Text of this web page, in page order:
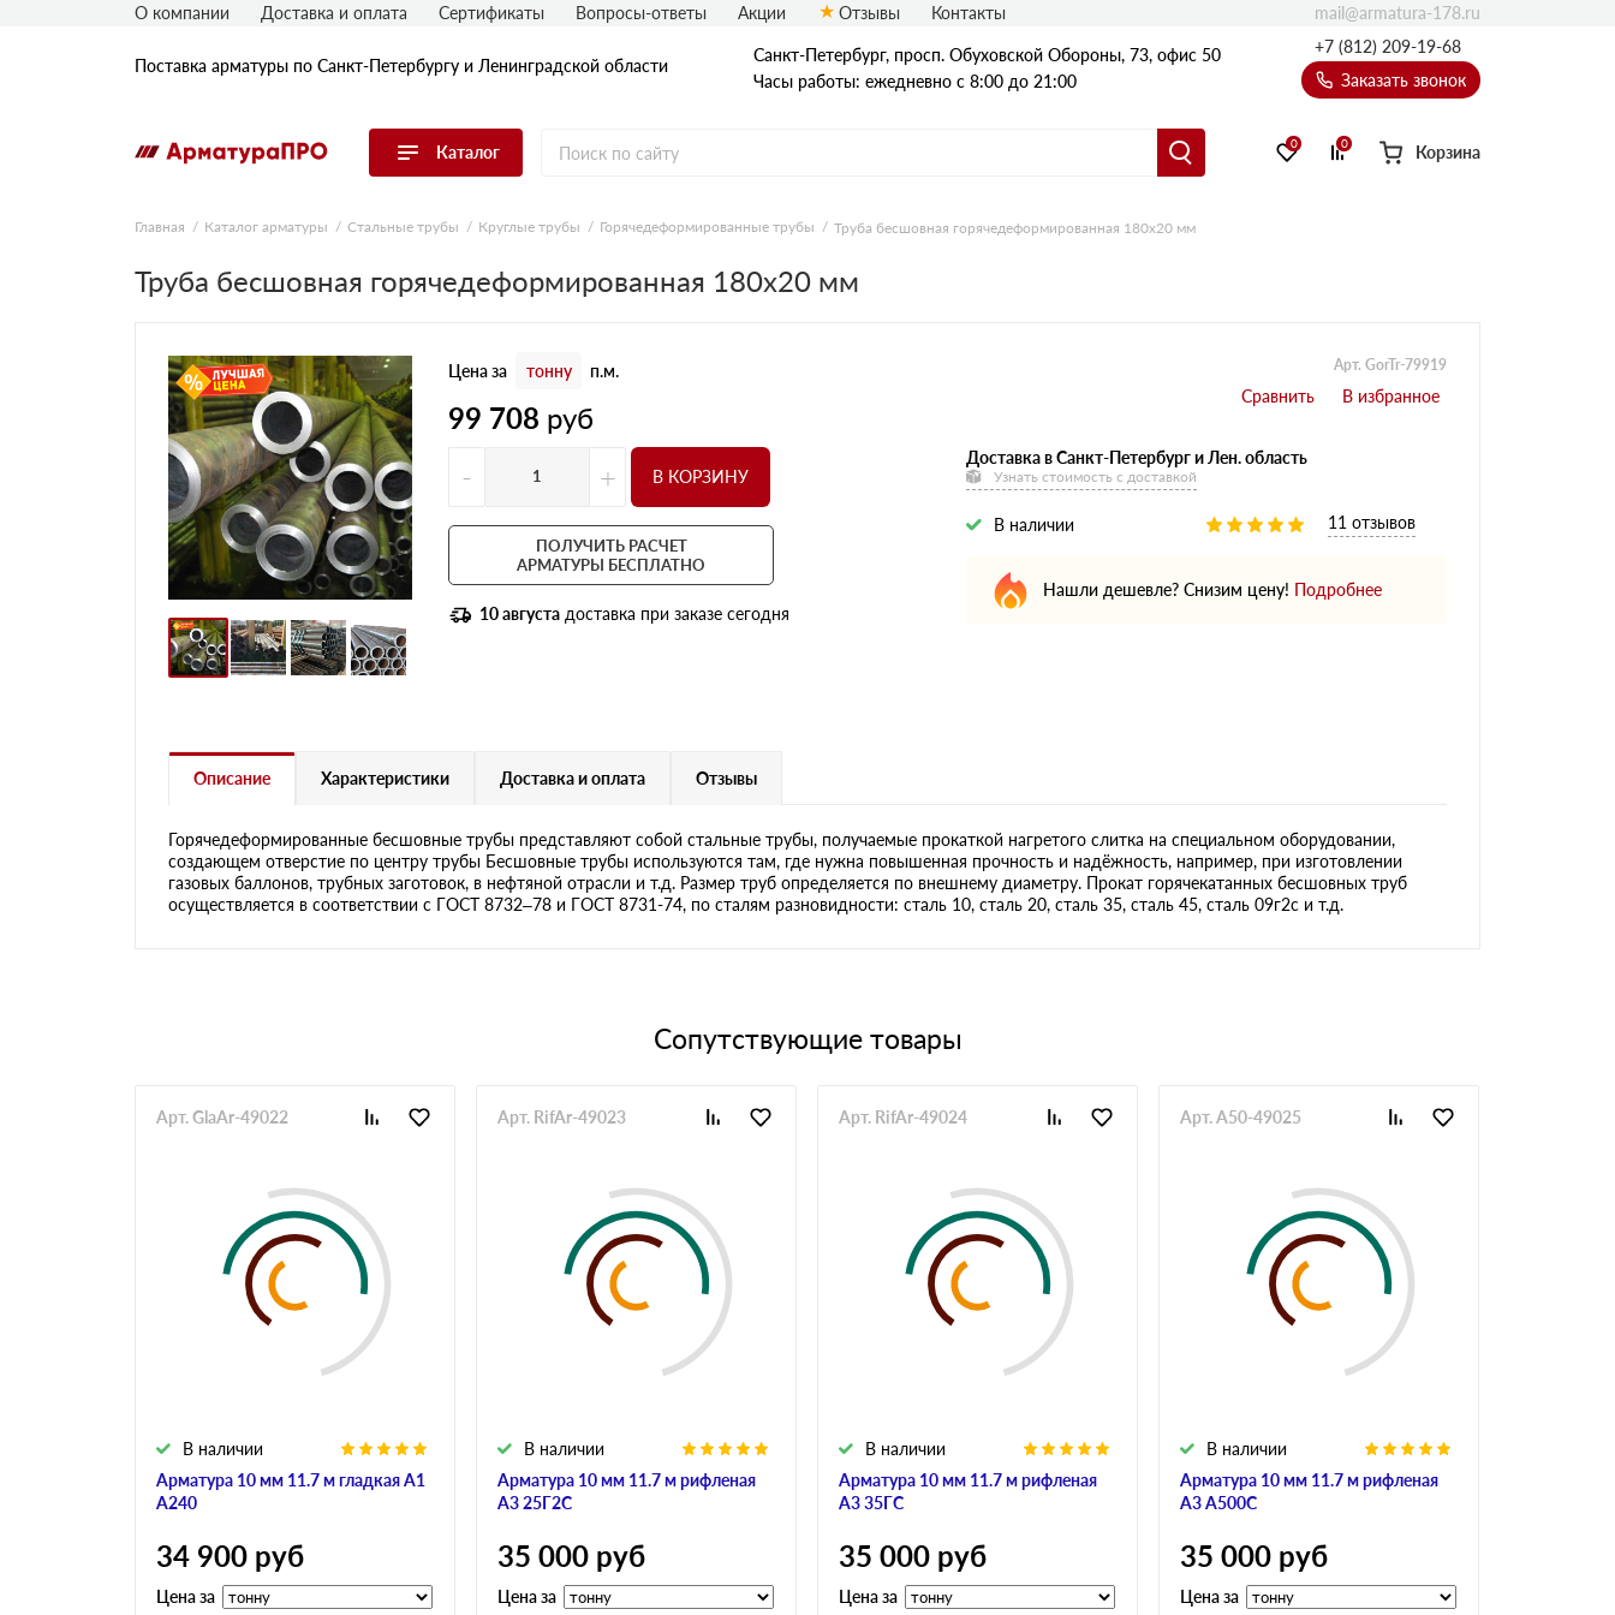
Поставка арматуры по Санкт-Петербургу и Ленинградской области
Санкт-Петербург, просп. Обуховской Обороны, 73, офис 50
Часы работы: ежедневно с 8:00 до 21:00
+7 (812) 209-19-68
Заказать звонок
Каталог
Перейти в каталог
Арматура
Катанка
Комплектующие к арматуре
Стальные трубы
0 0 Корзина
О компании Доставка и оплата Сертификаты Вопросы-ответы Акции Отзывы Контакты mail@armatura-178.ru
Главная Каталог арматуры Стальные трубы Круглые трубы Горячедеформированные трубы Труба бесшовная горячедеформированная 180х20 мм
Труба бесшовная горячедеформированная 180х20 мм
Цена за тонну п.м.
99 708 руб
Арт. GorTr-79919
- + В КОРЗИНУ
ПОЛУЧИТЬ РАСЧЕТ
АРМАТУРЫ БЕСПЛАТНО
10 августа доставка при заказе сегодня
Доставка в Санкт-Петербург и Лен. область
Узнать стоимость с доставкой
В наличии 11 отзывов
Нашли дешевле? Снизим цену! Подробнее
Описание Характеристики Доставка и оплата Отзывы
Горячедеформированные бесшовные трубы представляют собой стальные трубы, получаемые прокаткой нагретого слитка на специальном оборудовании,
создающем отверстие по центру трубы Бесшовные трубы используются там, где нужна повышенная прочность и надёжность, например, при изготовлении
газовых баллонов, трубных заготовок, в нефтяной отрасли и т.д. Размер труб определяется по внешнему диаметру. Прокат горячекатанных бесшовных труб
осуществляется в соответствии с ГОСТ 8732–78 и ГОСТ 8731-74, по сталям разновидности: сталь 10, сталь 20, сталь 35, сталь 45, сталь 09г2с и т.д.
Сопутствующие товары
Арматура 10 мм 11.7 м гладкая А1
А240
В наличии
Арт. GlaAr-49022
34 900 руб
Цена за
Арматура 10 мм 11.7 м рифленая
А3 25Г2С
В наличии
Арт. RifAr-49023
35 000 руб
Цена за
Арматура 10 мм 11.7 м рифленая
А3 35ГС
В наличии
Арт. RifAr-49024
35 000 руб
Цена за
Арматура 10 мм 11.7 м рифленая
А3 А500С
В наличии
Арт. A50-49025
35 000 руб
Цена за